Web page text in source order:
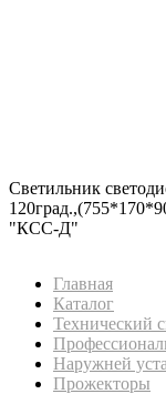
Светильник
"КСС-Д"
Главная
Каталог
Технический
Наружней
Прожекторы